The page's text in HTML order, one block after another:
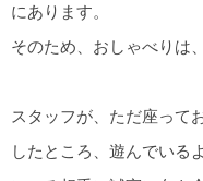
にあります。
そのため、おしゃべりは
スタッフが、ただ座って
したところ、遊んでいる